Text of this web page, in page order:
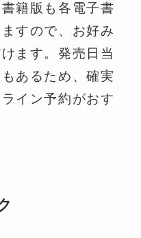
籍版も各電子書
すので、お好み
ます。発売日当
あるため、確実
イン予約がおす